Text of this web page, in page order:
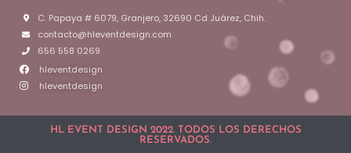
C. Papaya # 6079, Granjero, 32690 Cd Juárez, Chih.
contacto@hleventdesign.com
656 558 0269
hleventdesign
hleventdesign
HL EVENT DESIGN 2022. TODOS LOS DERECHOS
RESERVADOS.